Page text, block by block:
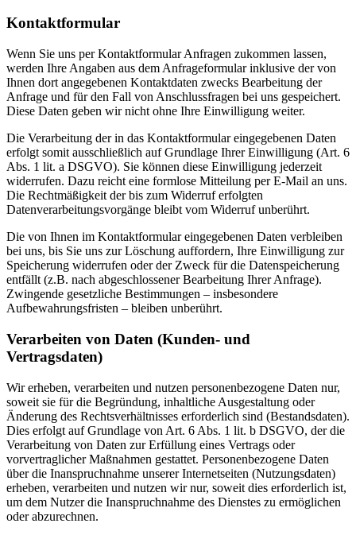
Kontaktformular
Wenn Sie uns per Kontaktformular Anfragen zukommen lassen,
werden Ihre Angaben aus dem Anfrageformular inklusive der von
Ihnen dort angegebenen Kontaktdaten zwecks Bearbeitung der
Anfrage und für den Fall von Anschlussfragen bei uns gespeichert.
Diese Daten geben wir nicht ohne Ihre Einwilligung weiter.
Die Verarbeitung der in das Kontaktformular eingegebenen Daten
erfolgt somit ausschließlich auf Grundlage Ihrer Einwilligung (Art. 6
Abs. 1 lit. a DSGVO). Sie können diese Einwilligung jederzeit
widerrufen. Dazu reicht eine formlose Mitteilung per E-Mail an uns.
Die Rechtmäßigkeit der bis zum Widerruf erfolgten
Datenverarbeitungsvorgänge bleibt vom Widerruf unberührt.
Die von Ihnen im Kontaktformular eingegebenen Daten verbleiben
bei uns, bis Sie uns zur Löschung auffordern, Ihre Einwilligung zur
Speicherung widerrufen oder der Zweck für die Datenspeicherung
entfällt (z.B. nach abgeschlossener Bearbeitung Ihrer Anfrage).
Zwingende gesetzliche Bestimmungen – insbesondere
Aufbewahrungsfristen – bleiben unberührt.
Verarbeiten von Daten (Kunden- und
Vertragsdaten)
Wir erheben, verarbeiten und nutzen personenbezogene Daten nur,
soweit sie für die Begründung, inhaltliche Ausgestaltung oder
Änderung des Rechtsverhältnisses erforderlich sind (Bestandsdaten).
Dies erfolgt auf Grundlage von Art. 6 Abs. 1 lit. b DSGVO, der die
Verarbeitung von Daten zur Erfüllung eines Vertrags oder
vorvertraglicher Maßnahmen gestattet. Personenbezogene Daten
über die Inanspruchnahme unserer Internetseiten (Nutzungsdaten)
erheben, verarbeiten und nutzen wir nur, soweit dies erforderlich ist,
um dem Nutzer die Inanspruchnahme des Dienstes zu ermöglichen
oder abzurechnen.